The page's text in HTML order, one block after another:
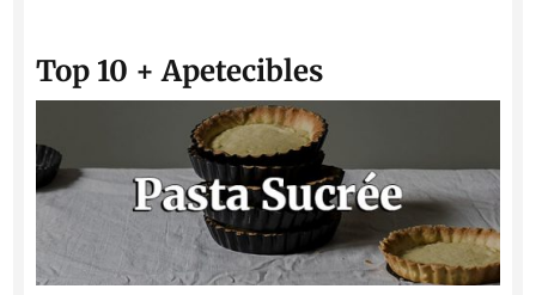
Top 10 + Apetecibles